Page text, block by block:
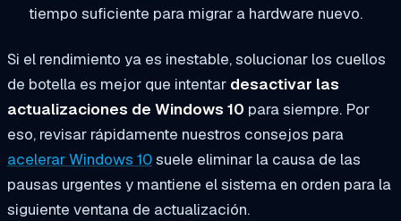
tiempo suficiente para migrar a hardware nuevo.
Si el rendimiento ya es inestable, solucionar los cuellos
de botella es mejor que intentar desactivar las
actualizaciones de Windows 10 para siempre. Por
eso, revisar rápidamente nuestros consejos para
acelerar Windows 10suele eliminar la causa de las
pausas urgentes y mantiene el sistema en orden para la
siguiente ventana de actualización.